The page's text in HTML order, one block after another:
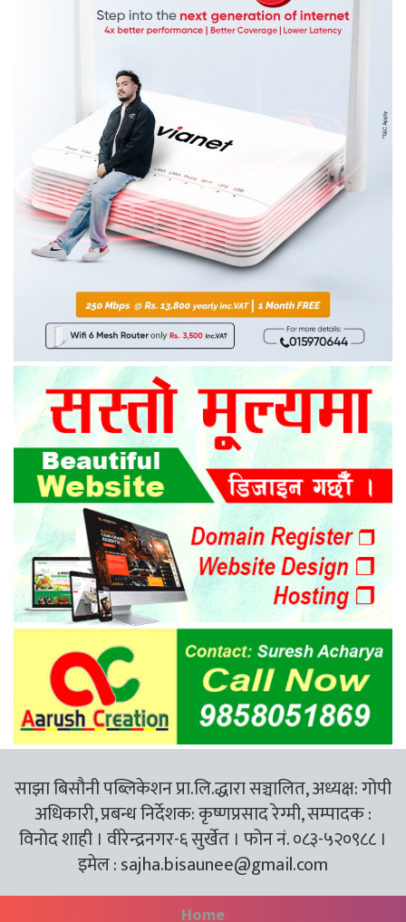
साझा बिसौनी पब्लिकेशन प्रा.लि.द्धारा सञ्चालित, अध्यक्ष: गोपी
अधिकारी, प्रबन्ध निर्देशक: कृष्णप्रसाद रेग्मी, सम्पादक :
विनोद शाही । वीरेन्द्रनगर-६ सुर्खेत । फोन नं. ०८३-५२०९८८ ।
इमेल :sajha.bisaunee@gmail.com
Home